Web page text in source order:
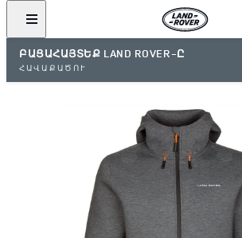
ԲԱՑԱՀԱՅՏԵՔ LAND ROVER-Ը
ՀԱՎԱՔԱԾՈՒ